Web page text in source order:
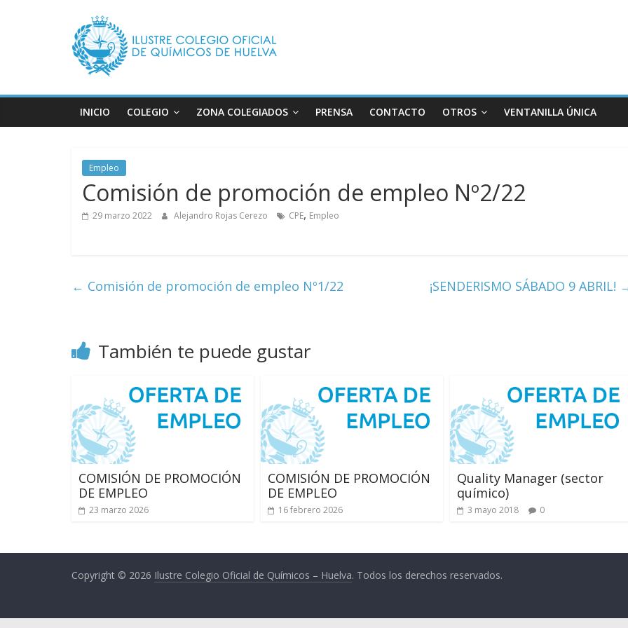
Ilustre
Colegio
Oficial
de
Químicos
–
Página
Ilustre
Colegio
Químicos
–
Huelva
INICIO COLEGIO ZONA COLEGIADOS PRENSA CONTACTO OTROS VENTANILLA ÚNICA
Empleo
Comisión de promoción de empleo Nº2/22
29 marzo 2022 Alejandro Rojas Cerezo CPE, Empleo
← Comisión de promoción de empleo Nº1/22 ¡SENDERISMO SÁBADO 9 ABRIL!
También te puede gustar
COMISIÓN DE PROMOCIÓN
DE EMPLEO
23 marzo 2026
COMISIÓN DE PROMOCIÓN
DE EMPLEO
16 febrero 2026
Quality Manager (sector
químico)
3 mayo 2018 0
Copyright © 2026 Ilustre Colegio Oficial de Químicos – Huelva. Todos los derechos reservados.